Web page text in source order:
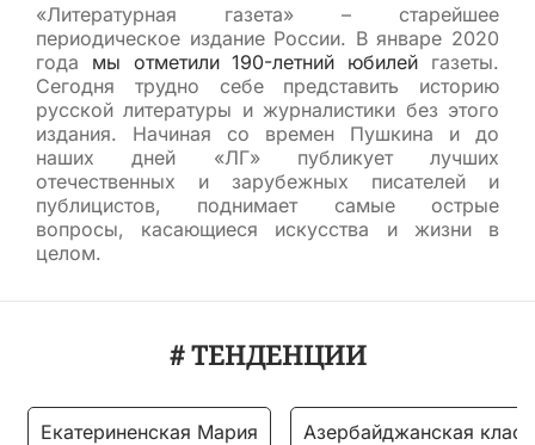
«Литературная газета» – старейшее
периодическое издание России. В январе 2020
года мы отметили 190-летний юбилей газеты.
Сегодня трудно себе представить историю
русской литературы и журналистики без этого
издания. Начиная со времен Пушкина и до
наших дней «ЛГ» публикует лучших
отечественных и зарубежных писателей и
публицистов, поднимает самые острые
вопросы, касающиеся искусства и жизни в
целом.
# ТЕНДЕНЦИИ
Екатериненская Мария Азербайджанская